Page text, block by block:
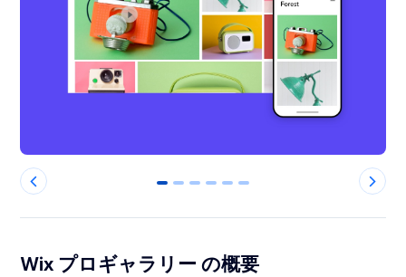
0 1 2 3 4 5
Wix プロギャラリー の概要